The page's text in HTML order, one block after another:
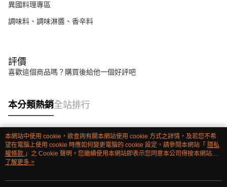
異國料理專區
調味料、調味淋醬、香辛料
評價
喜歡這個商品嗎？購買後給他一個好評吧
本分類熱銷全站排行
熱門標籤
本網站中使用 cookie，欲查詢有關本網站使用 cookie 方式之詳情，及若您不希
望在電腦上使用 cookie 時應如何變更電腦的 cookie 設定，請參閱本網站「 隱私
權條款 」之 Cookie 聲明。您繼續使用本網站即表示您同意本公司得按本網站使
用條款之 Cookie 聲明使用 cookie。
了解更多 >